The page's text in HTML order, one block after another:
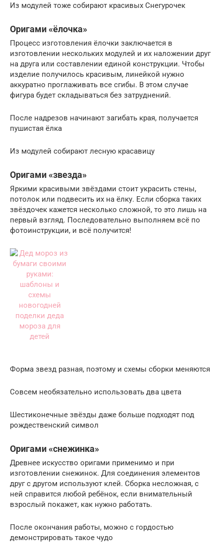
Из модулей тоже собирают красивых Снегурочек
Оригами «ёлочка»
Процесс изготовления ёлочки заключается в
изготовлении нескольких модулей и их наложении друг
на друга или составлении единой конструкции. Чтобы
изделие получилось красивым, линейкой нужно
аккуратно проглаживать все сгибы. В этом случае
фигура будет складываться без затруднений.
После надрезов начинают загибать края, получается
пушистая ёлка
Из модулей собирают лесную красавицу
Оригами «звезда»
Яркими красивыми звёздами стоит украсить стены,
потолок или подвесить их на ёлку. Если сборка таких
звёздочек кажется несколько сложной, то это лишь на
первый взгляд. Последовательно выполняем всё по
фотоинструкции, и всё получится!
Форма звезд разная, поэтому и схемы сборки меняются
Совсем необязательно использовать два цвета
Шестиконечные звёзды даже больше подходят под
рождественский символ
Оригами «снежинка»
Древнее искусство оригами применимо и при
изготовлении снежинок. Для соединения элементов
друг с другом используют клей. Сборка несложная, с
ней справится любой ребёнок, если внимательный
взрослый покажет, как нужно работать.
После окончания работы, можно с гордостью
демонстрировать такое чудо